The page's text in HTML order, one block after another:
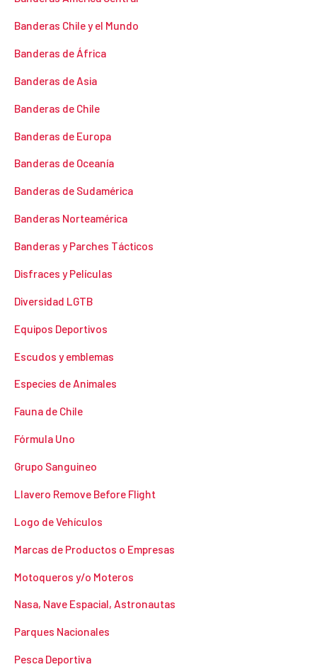
Banderas Chile y el Mundo
Banderas de África
Banderas de Asia
Banderas de Chile
Banderas de Europa
Banderas de Oceanía
Banderas de Sudamérica
Banderas Norteamérica
Banderas y Parches Tácticos
Disfraces y Películas
Diversidad LGTB
Equipos Deportivos
Escudos y emblemas
Especies de Animales
Fauna de Chile
Fórmula Uno
Grupo Sanguineo
Llavero Remove Before Flight
Logo de Vehículos
Marcas de Productos o Empresas
Motoqueros y/o Moteros
Nasa, Nave Espacial, Astronautas
Parques Nacionales
Pesca Deportiva